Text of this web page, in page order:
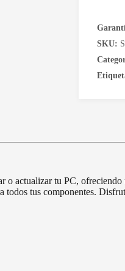
SKU:
actualizar tu PC,
todos tus componentes.